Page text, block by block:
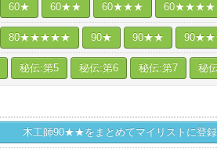
60★ 60★★ 60★★★ 60★★★★
80★★★★★ 90★ 90★★
秘伝:第5 秘伝:第6 秘伝:第7 秘
木工師90★★をまとめてマイリストに登